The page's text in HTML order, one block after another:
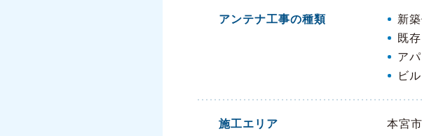
アンテナ工事の種類
新
既
ア
ビ
施工エリア 本宮